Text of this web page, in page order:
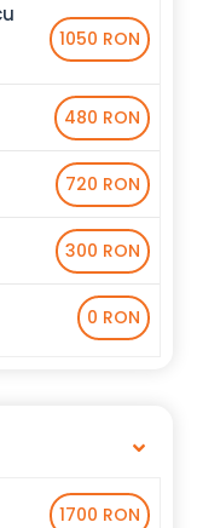
1050 RON
480 RON
720 RON
300 RON
0 RON
1700 RON